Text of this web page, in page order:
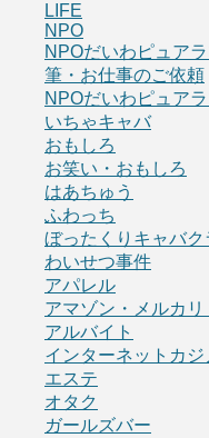
LIFE
NPO
NPOだいわピュア
筆・お仕事のご依頼
NPOだいわピュア
いちゃキャバ
おもしろ
お笑い・おもしろ
はあちゅう
ふわっち
ぼったくりキャバク
わいせつ事件
アパレル
アマゾン・メルカリ
アルバイト
インターネットカ
エステ
オタク
ガールズバー